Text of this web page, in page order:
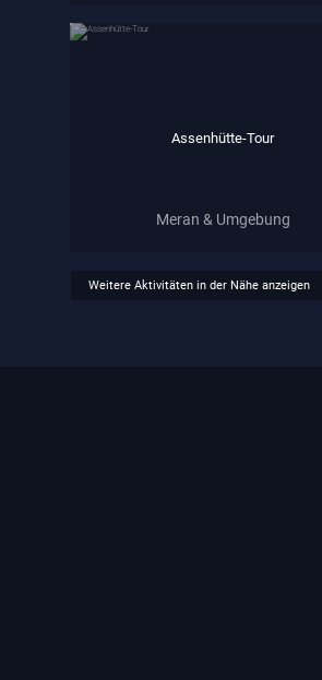
Assenhütte-Tour
Meran & Umgebung
Weitere Aktivitäten in der Nähe anzeigen